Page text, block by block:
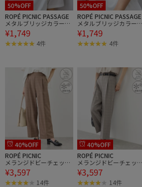
50%OFF
ROPÉ PICNIC PASSAGE
メタルブリッジカラーグ
ラスアイウェア/UVカッ
ト
¥1,749
4件
50%OFF
ROPÉ PICNIC PASSAGE
メタルブリッジカラーグ
ラスアイウェア/UVカッ
ト
¥1,749
4件
40%OFF
ROPÉ PICNIC
メランジドビーチェック
パンツ/セットアップ対
応・防シワ・接触冷感
¥3,597
14件
40%OFF
ROPÉ PICNIC
メランジドビーチェック
パンツ/セットアップ対
応・防シワ・接触冷感
¥3,597
14件